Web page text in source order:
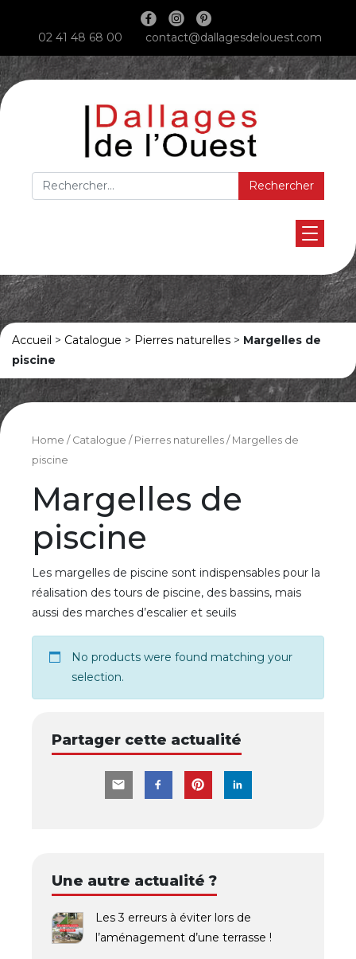
Main Navigation
02 41 48 68 00 contact@dallagesdelouest.com
Rechercher :
Accueil > Catalogue > Pierres naturelles > Margelles de
piscine
Home / Catalogue / Pierres naturelles / Margelles de
piscine
Margelles de
piscine
Les margelles de piscine sont indispensables pour la
réalisation des tours de piscine, des bassins, mais
aussi des marches d’escalier et seuils
No products were found matching your
selection.
Partager cette actualité
Une autre actualité ?
Les 3 erreurs à éviter lors de
l’aménagement d’une terrasse !